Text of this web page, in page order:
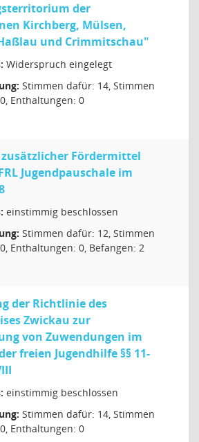
der
Kirchberg, Mülsen,
und Crimmitschau"
Widerspruch eingelegt
Stimmen dafür: 14, Stimmen
Enthaltungen: 0
zusätzlicher Fördermittel
Jugendpauschale im
einstimmig beschlossen
Stimmen dafür: 12, Stimmen
Enthaltungen: 0, Befangen: 2
der Richtlinie des
Zwickau zur
von Zuwendungen im
freien Jugendhilfe §§ 11-
einstimmig beschlossen
Stimmen dafür: 14, Stimmen
Enthaltungen: 0